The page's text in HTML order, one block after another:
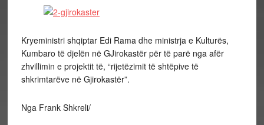
Kryeministri shqiptar Edi Rama dhe ministrja e Kulturës,
Kumbaro të djelën në GJirokastër për të parë nga afër
zhvillimin e projektit të, “rijetëzimit të shtëpive të
shkrimtarëve në Gjirokastër”.
Nga Frank Shkreli/